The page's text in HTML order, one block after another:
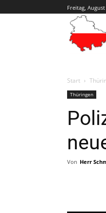
Freitag, August
Start
Thüringen
Von Herr